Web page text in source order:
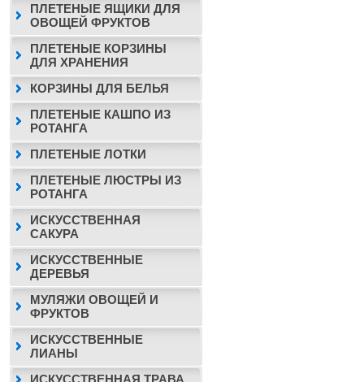
ПЛЕТЕНЫЕ ЯЩИКИ ДЛЯ
ОВОЩЕЙ ФРУКТОВ
ПЛЕТЕНЫЕ КОРЗИНЫ
ДЛЯ ХРАНЕНИЯ
КОРЗИНЫ ДЛЯ БЕЛЬЯ
ПЛЕТЕНЫЕ КАШПО ИЗ
РОТАНГА
ПЛЕТЕНЫЕ ЛОТКИ
ПЛЕТЕНЫЕ ЛЮСТРЫ ИЗ
РОТАНГА
ИСКУССТВЕННАЯ
САКУРА
ИСКУССТВЕННЫЕ
ДЕРЕВЬЯ
МУЛЯЖИ ОВОЩЕЙ И
ФРУКТОВ
ИСКУССТВЕННЫЕ
ЛИАНЫ
ИСКУССТВЕННАЯ ТРАВА